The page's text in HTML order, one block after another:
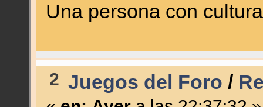
Una persona con
2 Juegos del Foro /